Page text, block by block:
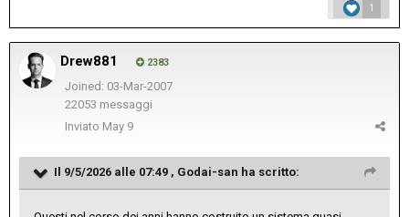
1
Drew881 2383
Joined: 03-Mar-2007
22053 messaggi
Inviato May 9
Il 9/5/2026 alle 07:49 , Godai-san ha scritto: